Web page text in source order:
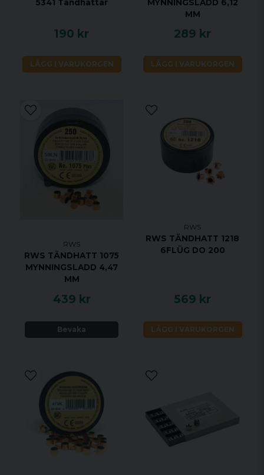
5341 Tändhattar
190 kr
LÄGG I VARUKORGEN
MYNNINGSLADD 6,12
MM
289 kr
LÄGG I VARUKORGEN
RWS
RWS TÄNDHATT 1075
MYNNINGSLADD 4,47
MM
439 kr
Bevaka
RWS
RWS TÄNDHATT 1218
6FLÜG DO 200
569 kr
LÄGG I VARUKORGEN